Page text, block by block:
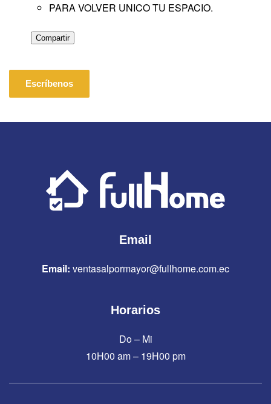
PARA VOLVER UNICO TU ESPACIO.
Compartir
Escríbenos
Email
Email: ventasalpormayor@fullhome.com.ec
Horarios
Do – Mi
10H00 am – 19H00 pm